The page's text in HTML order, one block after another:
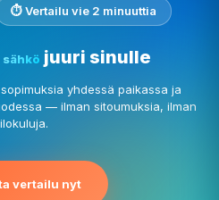
⏱️ Vertailu vie 2 minuuttia
juuri sinulle
yhdessä paikassa ja
— ilman sitoumuksia, ilman
vertailu nyt